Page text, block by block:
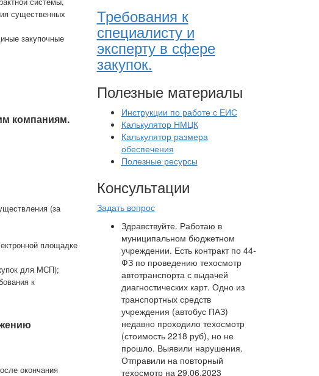
существенных
закупочные
компаниям.
(за
площадке
для МСП);
к
окончания
Требования к
специалисту и
эксперту в сфере
закупок.
Полезные материалы
Инструкции по работе с ЕИС
Калькулятор НМЦК
Калькулятор размера
обеспечения
Полезные ресурсы
Консультации
Задать вопрос
Здравствуйте. Работаю в
муниципальном бюджетном
учреждении. Есть контракт по 44-
ФЗ по проведению техосмотр
автотранспорта с выдачей
диагностических карт. Одно из
транспортных средств
учреждения (автобус ПАЗ)
недавно проходило техосмотр
(стоимость 2218 руб), но не
прошло. Выявили нарушения.
Отправили на повторный
техосмотр на 29.06.2023